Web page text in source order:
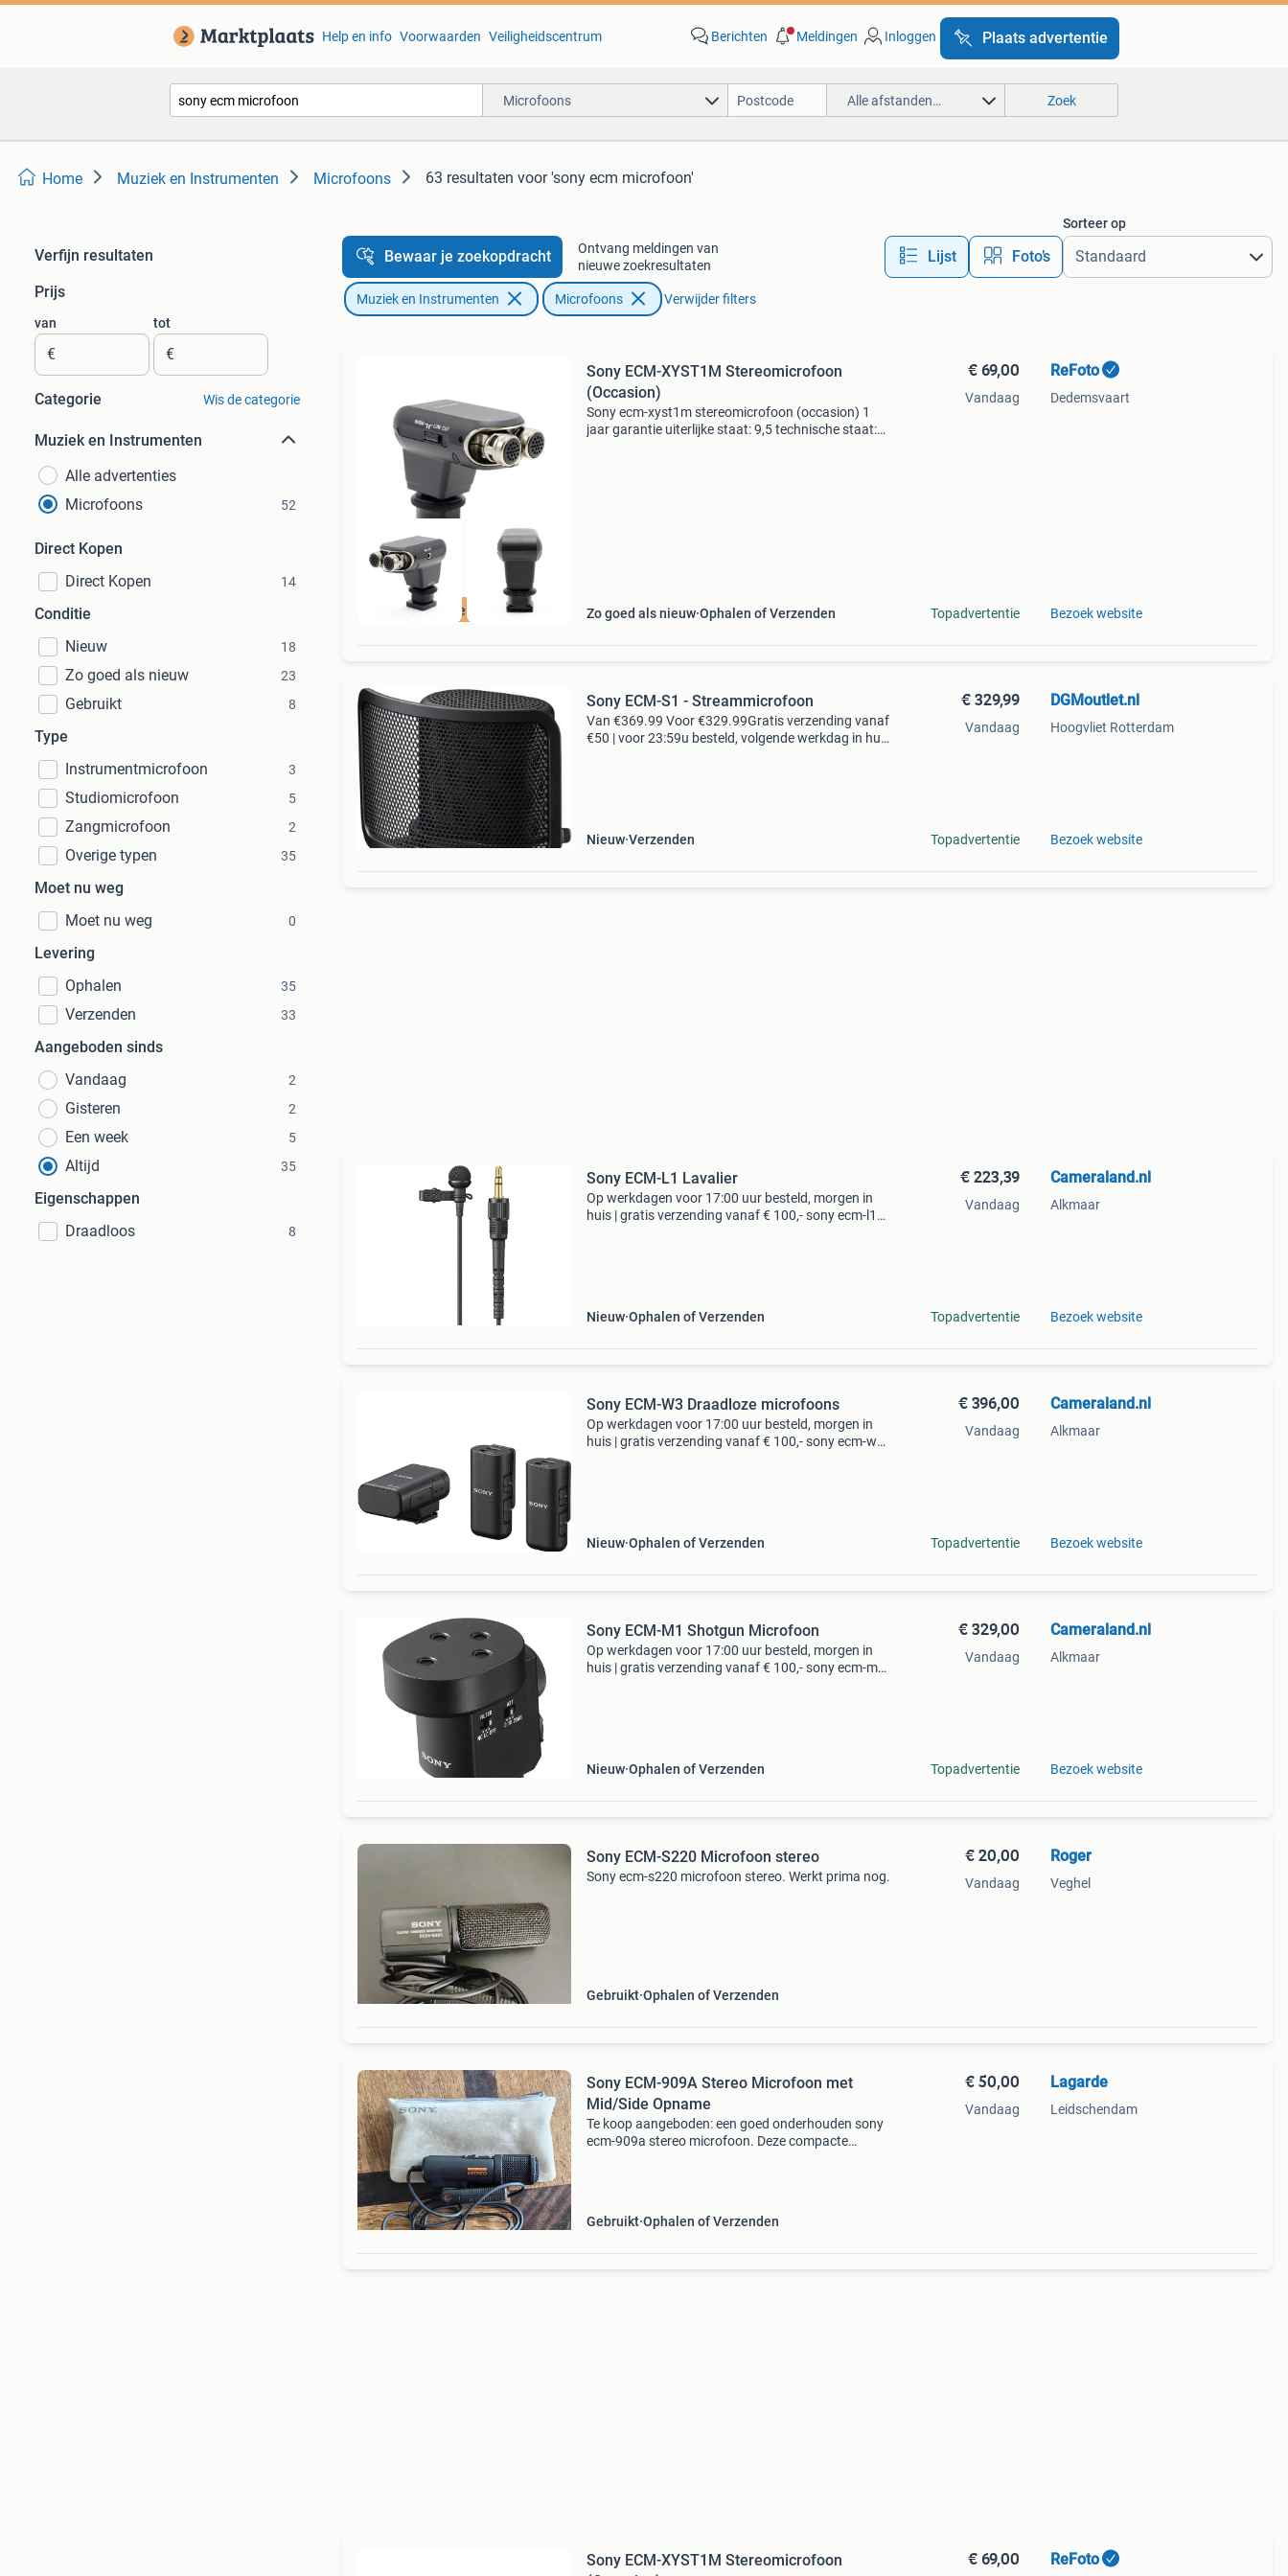
Help en info Voorwaarden Veiligheidscentrum Berichten Meldingen Inloggen Plaats advertentie
Microfoons Alle afstanden… Zoek
Home Muziek en Instrumenten Microfoons 63 resultaten voor 'sony ecm microfoon'
Verfijn resultaten
Prijs
van
€
tot
€
Categorie Wis de categorie
Muziek en Instrumenten
Alle advertenties
Microfoons
52
Direct Kopen
Direct Kopen
14
Conditie
Nieuw
18
Zo goed als nieuw 23
Gebruikt 8
Type
Instrumentmicrofoon
3
Studiomicrofoon 5
Zangmicrofoon 2
Overige typen 35
Moet nu weg
Moet nu weg
0
Levering
Ophalen
35
Verzenden 33
Aangeboden sinds
Vandaag
2
Gisteren 2
Een week 5
Altijd 35
Eigenschappen
Draadloos
8
Bewaar je zoekopdracht
Ontvang meldingen van
nieuwe zoekresultaten
Lijst Foto’s
Sorteer op
Muziek en Instrumenten Microfoons Verwijder filters
Gratis Verzending
Sony ECM-XYST1M Stereomicrofoon
(Occasion)
Sony ecm-xyst1m stereomicrofoon (occasion) 1
jaar garantie uiterlijke staat: 9,5 technische staat:
Zo goed als nieuw Ophalen of Verzenden
€ 69,00
Vandaag
Topadvertentie
ReFoto
Dedemsvaart
Bezoek website
Sony ECM-S1 - Streammicrofoon
Van €369.99 Voor €329.99Gratis verzending vanaf
€50 | voor 23:59u besteld, volgende werkdag in huis
Nieuw Verzenden
€ 329,99
Vandaag
Topadvertentie
DGMoutlet.nl
Hoogvliet Rotterdam
Bezoek website
Sony ECM-L1 Lavalier
Op werkdagen voor 17:00 uur besteld, morgen in
huis | gratis verzending vanaf € 100,- sony ecm-l1
Nieuw Ophalen of Verzenden
€ 223,39
Vandaag
Topadvertentie
Cameraland.nl
Alkmaar
Bezoek website
Sony ECM-W3 Draadloze microfoons
Op werkdagen voor 17:00 uur besteld, morgen in
huis | gratis verzending vanaf € 100,- sony ecm-w3
Nieuw Ophalen of Verzenden
€ 396,00
Vandaag
Topadvertentie
Cameraland.nl
Alkmaar
Bezoek website
Sony ECM-M1 Shotgun Microfoon
Op werkdagen voor 17:00 uur besteld, morgen in
huis | gratis verzending vanaf € 100,- sony ecm-m1
Nieuw Ophalen of Verzenden
€ 329,00
Vandaag
Topadvertentie
Cameraland.nl
Alkmaar
Bezoek website
Sony ECM-S220 Microfoon stereo
Sony ecm-s220 microfoon stereo. Werkt prima nog.
Gebruikt Ophalen of Verzenden
€ 20,00
Vandaag
Roger
Veghel
Sony ECM-909A Stereo Microfoon met
Mid/Side Opname
Te koop aangeboden: een goed onderhouden sony
ecm-909a stereo microfoon. Deze compacte
Gebruikt Ophalen of Verzenden
€ 50,00
Vandaag
Lagarde
Leidschendam
Sony ECM-XYST1M Stereomicrofoon
€ 69,00 ReFoto